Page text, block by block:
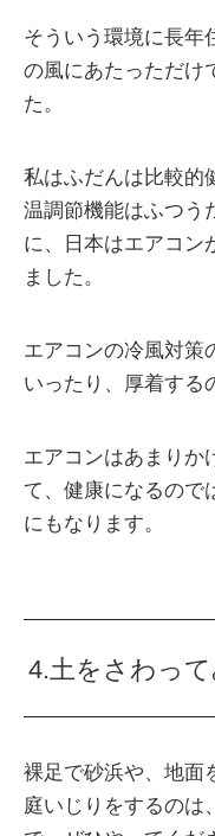
そういう環境に長年
の風にあたっただけ
た。
私はふだんは比較的
温調節機能はふつう
に、日本はエアコン
ました。
エアコンの冷風対策
いったり、厚着する
エアコンはあまりか
て、健康になるので
にもなります。
4.土をさわって
裸足で砂浜や、地面
庭いじりをするのは